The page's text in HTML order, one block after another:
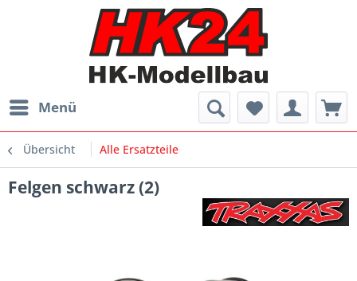
Menü
Übersicht Alle Ersatzteile
Felgen schwarz (2)